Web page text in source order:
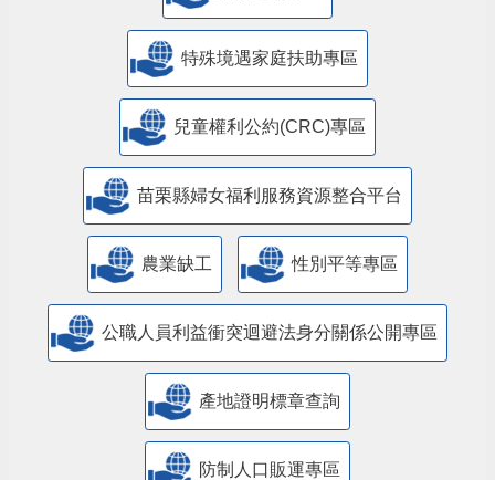
特殊境遇家庭扶助專區
兒童權利公約(CRC)專區
苗栗縣婦女福利服務資源整合平台
農業缺工 性別平等專區
公職人員利益衝突迴避法身分關係公開專區
產地證明標章查詢
防制人口販運專區